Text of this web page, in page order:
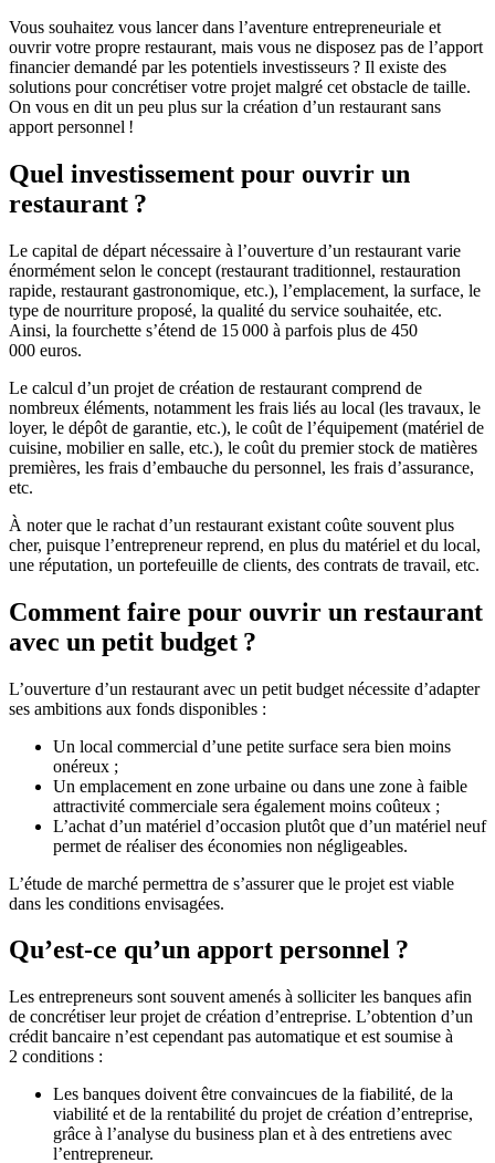
Vous souhaitez vous lancer dans l’aventure entrepreneuriale et
ouvrir votre propre restaurant, mais vous ne disposez pas de l’apport
financier demandé par les potentiels investisseurs ? Il existe des
solutions pour concrétiser votre projet malgré cet obstacle de taille.
On vous en dit un peu plus sur la création d’un restaurant sans
apport personnel !
Quel investissement pour ouvrir un
restaurant ?
Le capital de départ nécessaire à l’ouverture d’un restaurant varie
énormément selon le concept (restaurant traditionnel, restauration
rapide, restaurant gastronomique, etc.), l’emplacement, la surface, le
type de nourriture proposé, la qualité du service souhaitée, etc.
Ainsi, la fourchette s’étend de 15 000 à parfois plus de 450
000 euros.
Le calcul d’un projet de création de restaurant comprend de
nombreux éléments, notamment les frais liés au local (les travaux, le
loyer, le dépôt de garantie, etc.), le coût de l’équipement (matériel de
cuisine, mobilier en salle, etc.), le coût du premier stock de matières
premières, les frais d’embauche du personnel, les frais d’assurance,
etc.
À noter que le rachat d’un restaurant existant coûte souvent plus
cher, puisque l’entrepreneur reprend, en plus du matériel et du local,
une réputation, un portefeuille de clients, des contrats de travail, etc.
Comment faire pour ouvrir un restaurant
avec un petit budget ?
L’ouverture d’un restaurant avec un petit budget nécessite d’adapter
ses ambitions aux fonds disponibles :
Un local commercial d’une petite surface sera bien moins
onéreux ;
Un emplacement en zone urbaine ou dans une zone à faible
attractivité commerciale sera également moins coûteux ;
L’achat d’un matériel d’occasion plutôt que d’un matériel neuf
permet de réaliser des économies non négligeables.
L’étude de marché permettra de s’assurer que le projet est viable
dans les conditions envisagées.
Qu’est-ce qu’un apport personnel ?
Les entrepreneurs sont souvent amenés à solliciter les banques afin
de concrétiser leur projet de création d’entreprise. L’obtention d’un
crédit bancaire n’est cependant pas automatique et est soumise à
2 conditions :
Les banques doivent être convaincues de la fiabilité, de la
viabilité et de la rentabilité du projet de création d’entreprise,
grâce à l’analyse du business plan et à des entretiens avec
l’entrepreneur.